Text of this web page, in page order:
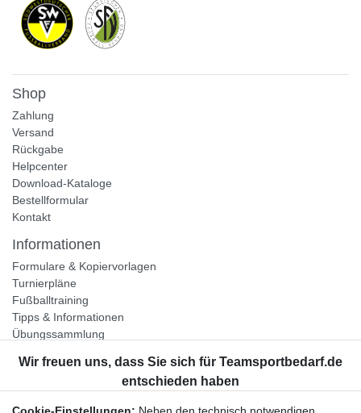
Shop
Zahlung
Versand
Rückgabe
Helpcenter
Download-Kataloge
Bestellformular
Kontakt
Informationen
Formulare & Kopiervorlagen
Turnierpläne
Fußballtraining
Tipps & Informationen
Übungssammlung
Unternehmen